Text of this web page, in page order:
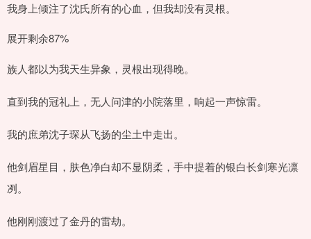
我身上倾注了沈氏所有的心血，但我却没有灵根。
展开剩余87%
族人都以为我天生异象，灵根出现得晚。
直到我的冠礼上，无人问津的小院落里，响起一声惊雷。
我的庶弟沈子琛从飞扬的尘土中走出。
他剑眉星目，肤色净白却不显阴柔，手中提着的银白长剑寒光凛
冽。
他刚刚渡过了金丹的雷劫。